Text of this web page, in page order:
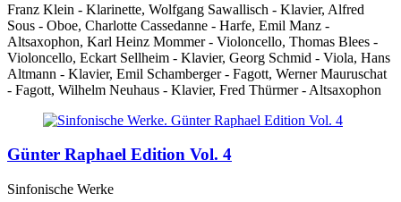
Franz Klein - Klarinette, Wolfgang Sawallisch - Klavier, Alfred
Sous - Oboe, Charlotte Cassedanne - Harfe, Emil Manz -
Altsaxophon, Karl Heinz Mommer - Violoncello, Thomas Blees -
Violoncello, Eckart Sellheim - Klavier, Georg Schmid - Viola, Hans
Altmann - Klavier, Emil Schamberger - Fagott, Werner Mauruschat
- Fagott, Wilhelm Neuhaus - Klavier, Fred Thürmer - Altsaxophon
Günter Raphael Edition Vol. 4
Sinfonische Werke